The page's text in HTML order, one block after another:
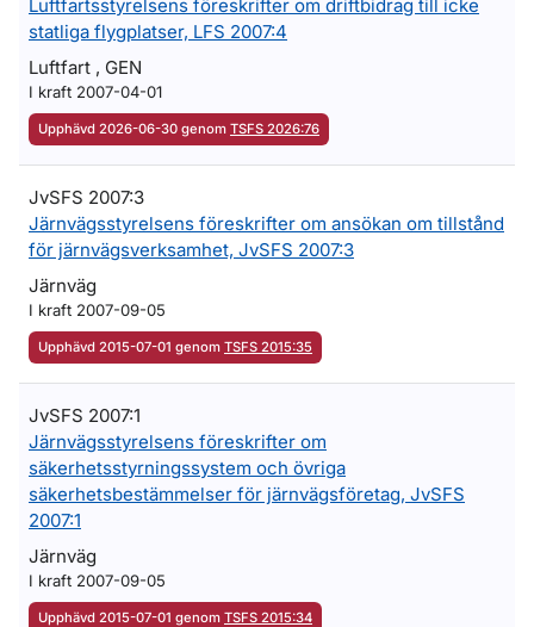
Luftfartsstyrelsens föreskrifter om driftbidrag till icke
statliga flygplatser, LFS 2007:4
Luftfart , GEN
I kraft 2007-04-01
Upphävd 2026-06-30 genom TSFS 2026:76
JvSFS 2007:3
Järnvägsstyrelsens föreskrifter om ansökan om tillstånd
för järnvägsverksamhet, JvSFS 2007:3
Järnväg
I kraft 2007-09-05
Upphävd 2015-07-01 genom TSFS 2015:35
JvSFS 2007:1
Järnvägsstyrelsens föreskrifter om
säkerhetsstyrningssystem och övriga
säkerhetsbestämmelser för järnvägsföretag, JvSFS
2007:1
Järnväg
I kraft 2007-09-05
Upphävd 2015-07-01 genom TSFS 2015:34